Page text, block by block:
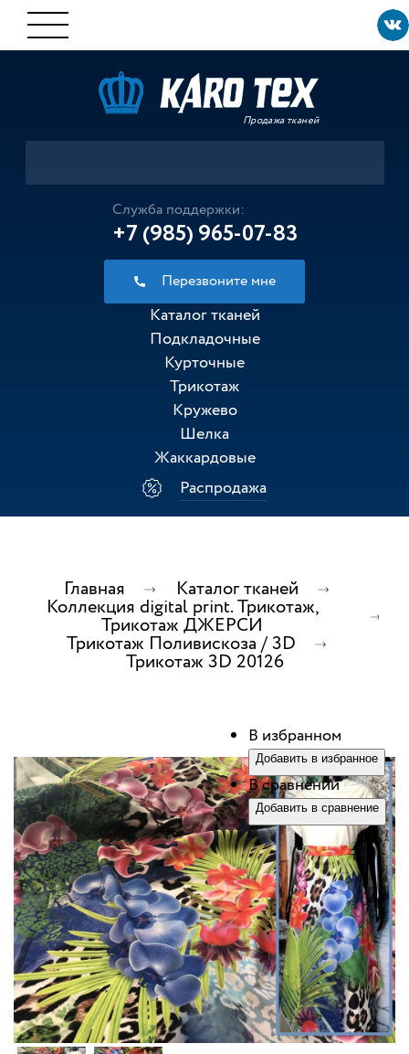
Продажа тканей
Служба поддержки:
+7 (985) 965-07-83
Перезвоните мне
Каталог тканей
Подкладочные
Курточные
Трикотаж
Кружево
Шелка
Жаккардовые
Распродажа
Главная Каталог тканей
Коллекция digital print. Трикотаж,
Трикотаж ДЖЕРСИ
Трикотаж Поливискоза / 3D
Трикотаж 3D 20126
В избранном
Добавить в избранное
В сравнении
Добавить в сравнение